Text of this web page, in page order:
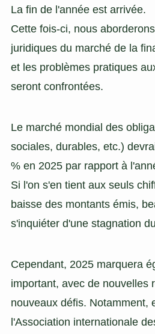
La fin de l'année est arrivée.
Cette fois-ci, nous
juridiques du marché de la
et les problèmes pratiques
seront confrontées.
Le marché mondial des
sociales, durables, etc.)
% en 2025 par rapport à
Si l'on s'en tient aux seuls
baisse des montants émis,
s'inquiéter d'une stagnation
Cependant, 2025 marquera
important, avec de nouvelles
nouveaux défis. Notamment,
l'Association internationale